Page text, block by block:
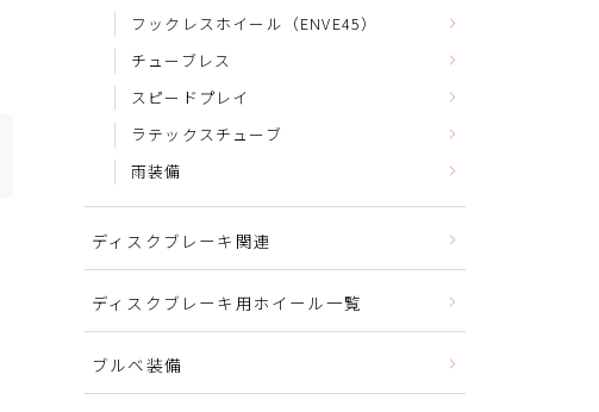
フックレスホイール（ENVE45）
チューブレス
スピードプレイ
ラテックスチューブ
雨装備
ディスクブレーキ関連
ディスクブレーキ用ホイール一覧
ブルベ装備